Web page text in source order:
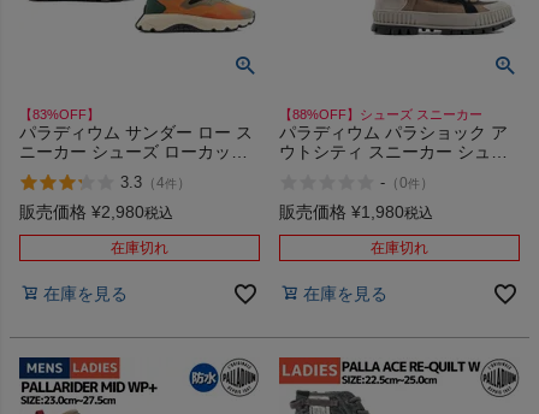
【83%OFF】
パラディウム サンダー ロー ス
ニーカー シューズ ローカット
カジュアル アウトドア キャン
プ PALLADIUM THUNDER LO
08851 アウトレット セール
3.3 （4件 ）
販売価格 ¥2,980税込
在庫切れ
在庫を見る
【88%OFF】シューズ スニーカー
パラディウム パラショック ア
ウトシティ スニーカー シュー
ット ハイカットスニーカー カ
ジュアル PALLADIUM
08877 アウトレット セール
- （0件 ）
販売価格 ¥1,980税込
在庫切れ
在庫を見る